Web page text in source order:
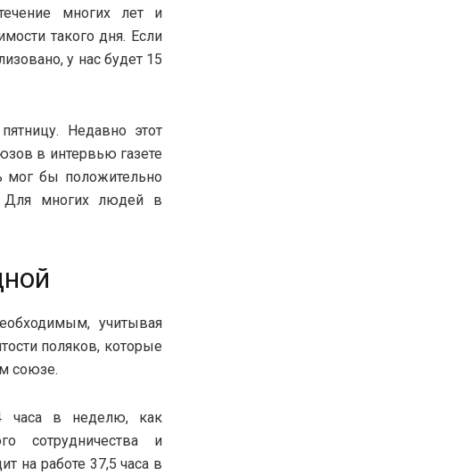
многих лет и
такого дня. Если
у нас будет 15
Недавно этот
в интервью газете
мог бы положительно
Для многих людей в
учитывая
поляков, которые
союзе.
часа в неделю, как
сотрудничества и
на работе 37,5 часа в